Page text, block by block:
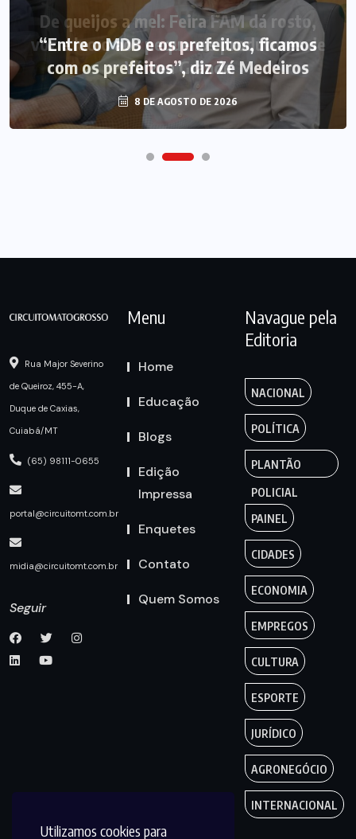
Utilizamos cookies para
“Entre o MDB e os prefeitos, ficamos
com os prefeitos”, diz Zé Medeiros
8 DE AGOSTO DE 2026
Rua Major Severino
de Queiroz, 455-A,
Duque de Caxias,
Cuiabá/MT
(65) 98111-0655
portal@circuitomt.com.br
midia@circuitomt.com.br
Seguir
Menu
Home
Educação
Blogs
Edição
Impressa
Enquetes
Contato
Quem Somos
Navague pela
Editoria
NACIONAL
POLÍTICA
PLANTÃO
POLICIAL
PAINEL
CIDADES
ECONOMIA
EMPREGOS
CULTURA
ESPORTE
JURÍDICO
AGRONEGÓCIO
INTERNACIONAL